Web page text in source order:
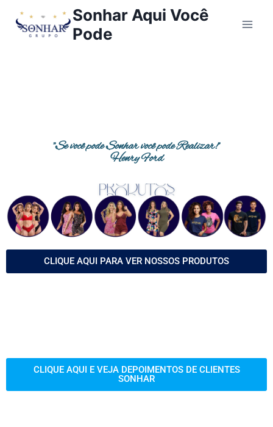
Sonhar Aqui Você
Pode
"Se você pode Sonhar você pode Realizar!"
Henry Ford
CLIQUE AQUI PARA VER NOSSOS PRODUTOS
CLIQUE AQUI E VEJA DEPOIMENTOS DE CLIENTES
SONHAR